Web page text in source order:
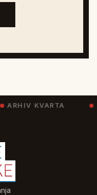
ARHIV KVARTA